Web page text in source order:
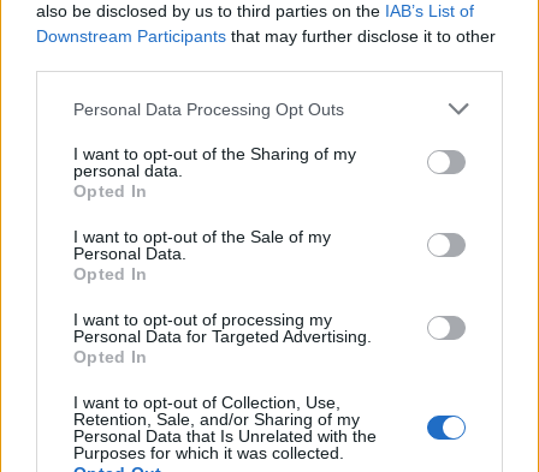
also be disclosed by us to third parties on the IAB’s List of
Downstream Participants that may further disclose it to other
Please note that this website/app uses one or more Google
not limited to your visit or usage behaviour. You may click to
grant or deny consent to Google and its third-party tags to
use your data for below specified purposes in below Google
consent section.
Personal Data Processing Opt Outs
I want to opt-out of the Sharing of my
personal data.
Opted In
I want to opt-out of the Sale of my
Personal Data.
Opted In
I want to opt-out of processing my
Personal Data for Targeted Advertising.
Opted In
I want to opt-out of Collection, Use,
Retention, Sale, and/or Sharing of my
Personal Data that Is Unrelated with the
Purposes for which it was collected.
GLAMOUR POWER
Ismered a kreatív
személyiségtípusodat? Ez a teszt